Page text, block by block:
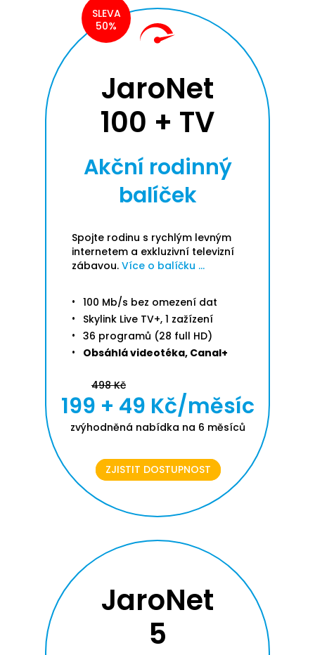
SLEVA
50%
JaroNet
100 + TV
Akční rodinný
balíček
Spojte rodinu s rychlým levným
internetem a exkluzivní televizní
zábavou. Více o balíčku ...
100 Mb/s bez omezení dat
Skylink Live TV+, 1 zažízení
36 programů (28 full HD)
Obsáhlá videotéka, Canal+
498 Kč
199 + 49 Kč/měsíc
zvýhodněná nabídka na 6 měsíců
ZJISTIT DOSTUPNOST
JaroNet
5